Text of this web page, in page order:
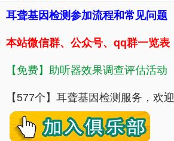
耳聋基因检测参加流程和常见问题
本站微信群、公众号、qq群一览表
【免费】助听器效果调查评估活动
【577个】耳聋基因检测服务，欢迎